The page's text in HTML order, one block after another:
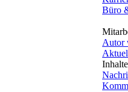
Büro
Autor
Inhalte